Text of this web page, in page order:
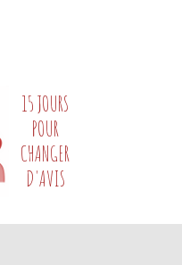
15 JOURS
POUR
CHANGER
D'AVIS